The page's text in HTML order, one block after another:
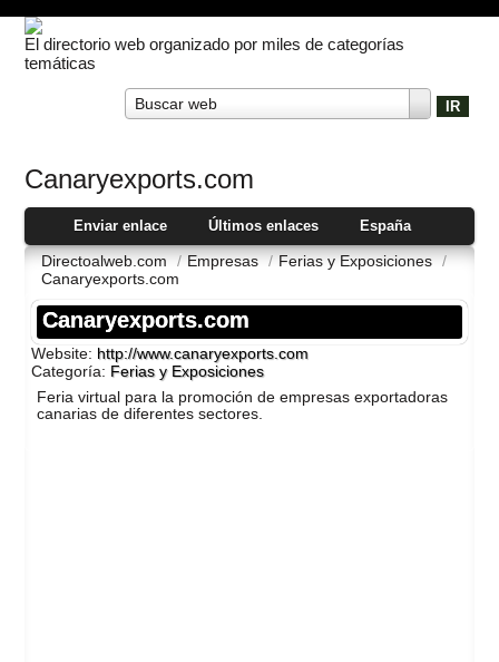
El directorio web organizado por miles de categorías
temáticas
Buscar web
Canaryexports.com
Enviar enlace Últimos enlaces España
Directoalweb.com / Empresas / Ferias y Exposiciones /
Canaryexports.com
Canaryexports.com
Website: http://www.canaryexports.com
Categoría: Ferias y Exposiciones
Feria virtual para la promoción de empresas exportadoras
canarias de diferentes sectores.